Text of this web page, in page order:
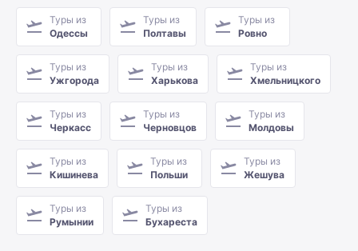
Туры из
Одессы
Туры из
Полтавы
Туры из
Ровно
Туры из
Ужгорода
Туры из
Харькова
Туры из
Хмельницкого
Туры из
Черкасс
Туры из
Черновцов
Туры из
Молдовы
Туры из
Кишинева
Туры из
Польши
Туры из
Жешува
Туры из
Румынии
Туры из
Бухареста